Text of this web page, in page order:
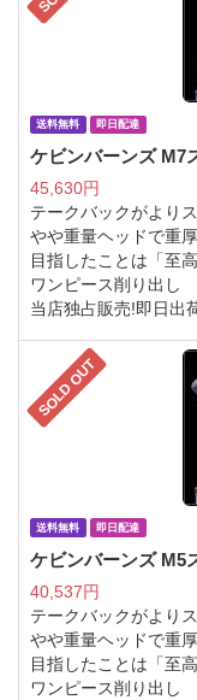
送料無料 即日配達
ケビンバーンズ M7
45,630円
テークバックがより
やや重量ヘッドで重
目指したことは「至高
ワンピース削り出し
当店独占販売!即日出
SOLD OUT
送料無料 即日配達
ケビンバーンズ M5
40,537円
テークバックがより
やや重量ヘッドで重
目指したことは「至高
ワンピース削り出し